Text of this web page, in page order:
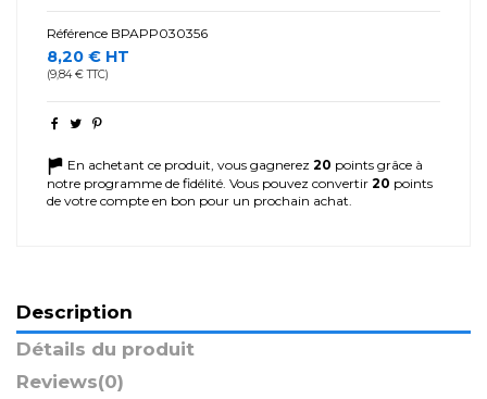
Référence BPAPP030356
8,20 € HT
(9,84 € TTC)
En achetant ce produit, vous gagnerez 20 points grâce à
notre programme de fidélité. Vous pouvez convertir 20 points
de votre compte en bon pour un prochain achat.
Description
Détails du produit
Reviews(0)